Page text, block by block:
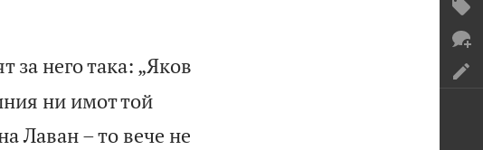
за него така: „Яков
ни имот той
Лаван – то вече не